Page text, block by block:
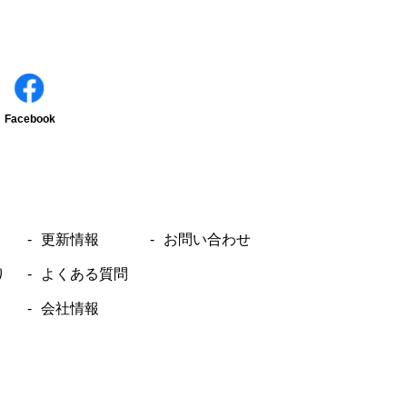
Facebook
更新情報
よくある質問
会社情報
お問い合わせ